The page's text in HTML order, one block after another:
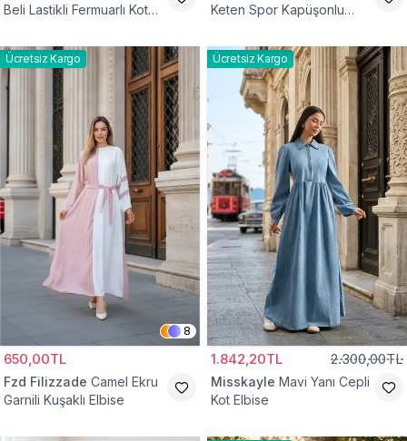
Beli Lastikli Fermuarlı Kot
Keten Spor Kapüşonlu
Tesettür Elbise
Ücretsiz Kargo
8
650,00TL
Fzd Filizzade Camel Ekru
Garnili Kuşaklı Elbise
Ücretsiz Kargo
1.842,20TL 2.300,00TL
Misskayle Mavi Yanı Cepli
Kot Elbise